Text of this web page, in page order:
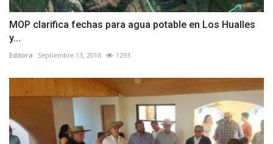
MOP clarifica fechas para agua potable en Los Hualles
y...
Editora Septiembre 13, 2018 1293